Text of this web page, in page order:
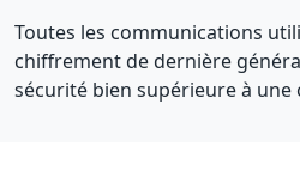
Toutes les communications
chiffrement de dernière
sécurité bien supérieure à une